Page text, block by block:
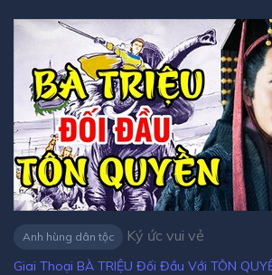
Anh hùng dân tộc Ký ức vui vẻ
Giai Thoại BÀ TRIỆU Đối Đầu Với TÔN